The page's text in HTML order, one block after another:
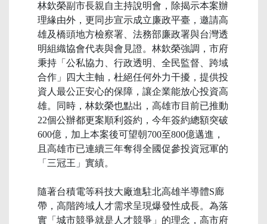
林欽榮副市長親自主持說明會，除揭示本案辦
理緣由外，更同步宣示成立廉政平臺，邀請高
雄及橋頭地方檢察署、法務部廉政署與台灣透
明組織協會代表與會見證。林欽榮強調，市府
秉持「公私協力、行政透明、全民監督、跨域
合作」四大主軸，杜絕任何外力干擾，提供投
資人最公正安心的保障，讓企業能放心投資高
雄。同時，林欽榮也點出，高雄市目前已推動
22個公辦都更案順利簽約，今年簽約總額突破
600億，加上本案後可望朝700至800億邁進，
且高雄市已連續三年奪得全國促參投資冠軍的
「三冠王」實績。
隨著台積電等科技大廠進駐北高雄半導體S廊
帶，高階跨域人才需求呈現爆發性成長。為落
實「城市競爭就是人才競爭」的理念，高市府